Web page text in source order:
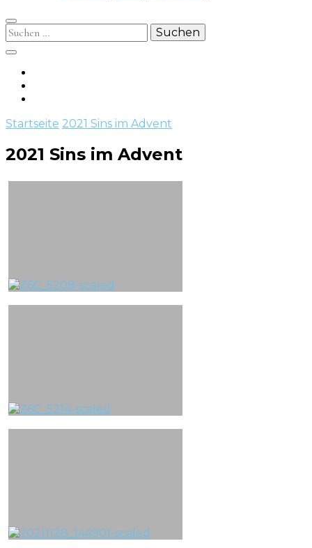
Suchen
nach:
Startseite 2021 Sins im Advent
2021 Sins im Advent